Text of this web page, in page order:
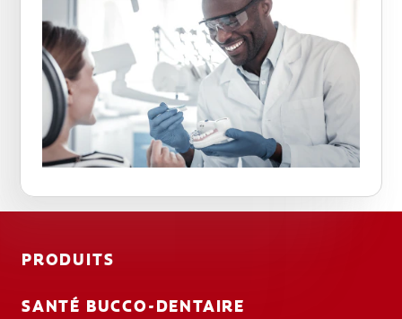
PRODUITS
SANTÉ BUCCO-DENTAIRE